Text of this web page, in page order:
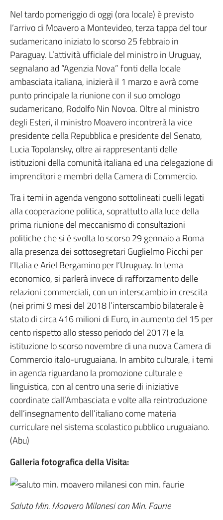
Nel tardo pomeriggio di oggi (ora locale) è previsto
l’arrivo di Moavero a Montevideo, terza tappa del tour
sudamericano iniziato lo scorso 25 febbraio in
Paraguay. L’attività ufficiale del ministro in Uruguay,
segnalano ad “Agenzia Nova” fonti della locale
ambasciata italiana, inizierà il 1 marzo e avrà come
punto principale la riunione con il suo omologo
sudamericano, Rodolfo Nin Novoa. Oltre al ministro
degli Esteri, il ministro Moavero incontrerà la vice
presidente della Repubblica e presidente del Senato,
Lucia Topolansky, oltre ai rappresentanti delle
istituzioni della comunità italiana ed una delegazione di
imprenditori e membri della Camera di Commercio.
Tra i temi in agenda vengono sottolineati quelli legati
alla cooperazione politica, soprattutto alla luce della
prima riunione del meccanismo di consultazioni
politiche che si è svolta lo scorso 29 gennaio a Roma
alla presenza dei sottosegretari Guglielmo Picchi per
l’Italia e Ariel Bergamino per l’Uruguay. In tema
economico, si parlerà invece di rafforzamento delle
relazioni commerciali, con un interscambio in crescita
(nei primi 9 mesi del 2018 l’interscambio bilaterale è
stato di circa 416 milioni di Euro, in aumento del 15 per
cento rispetto allo stesso periodo del 2017) e la
istituzione lo scorso novembre di una nuova Camera di
Commercio italo-uruguaiana. In ambito culturale, i temi
in agenda riguardano la promozione culturale e
linguistica, con al centro una serie di iniziative
coordinate dall’Ambasciata e volte alla reintroduzione
dell’insegnamento dell’italiano come materia
curriculare nel sistema scolastico pubblico uruguaiano.
(Abu)
Galleria fotografica della Visita:
Saluto Min. Moavero Milanesi con Min. Faurie